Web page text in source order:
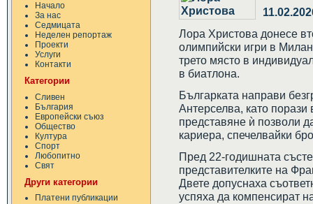
Начало
За нас
Седмицата
Неделен репортаж
Проекти
Услуги
Контакти
Категории
Сливен
България
Европейски съюз
Общество
Култура
Спорт
Любопитно
Свят
Други категории
Платени публикации
Лора Христова донесе
олимпийски игри в
трето място в
в биатлона.
Българката направи
Антерселва, като
представяне ѝ позволи
кариера, спечелвайки
Пред 22-годишната
представителките на
Двете допуснаха
успяха да компенсират